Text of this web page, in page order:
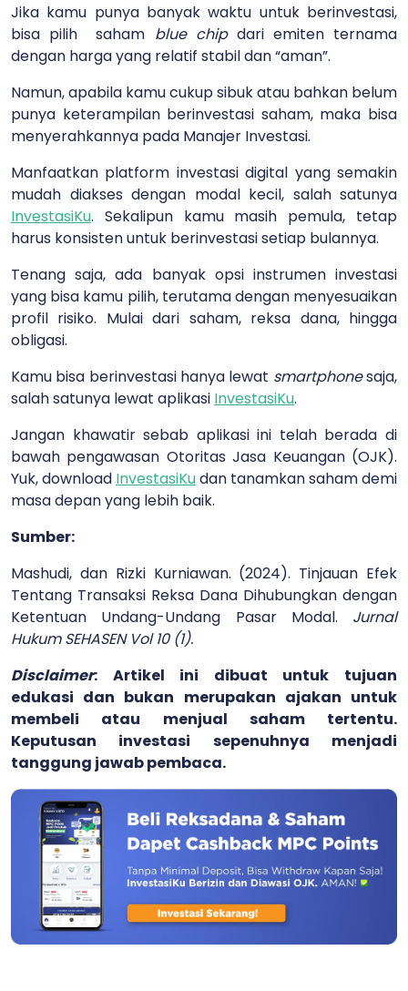
Jika kamu punya banyak waktu untuk berinvestasi,
bisa pilih saham blue chipdari emiten ternama
dengan harga yang relatif stabil dan “aman”.
Namun, apabila kamu cukup sibuk atau bahkan belum
punya keterampilan berinvestasi saham, maka bisa
menyerahkannya pada Manajer Investasi.
Manfaatkan platform investasi digital yang semakin
mudah diakses dengan modal kecil, salah satunya
InvestasiKu. Sekalipun kamu masih pemula, tetap
harus konsisten untuk berinvestasi setiap bulannya.
Tenang saja, ada banyak opsi instrumen investasi
yang bisa kamu pilih, terutama dengan menyesuaikan
profil risiko. Mulai dari saham, reksa dana, hingga
obligasi.
Kamu bisa berinvestasi hanya lewat smartphonesaja,
salah satunya lewat aplikasi InvestasiKu.
Jangan khawatir sebab aplikasi ini telah berada di
bawah pengawasan Otoritas Jasa Keuangan (OJK).
Yuk, download InvestasiKudan tanamkan saham demi
masa depan yang lebih baik.
Sumber:
Mashudi, dan Rizki Kurniawan. (2024). Tinjauan Efek
Tentang Transaksi Reksa Dana Dihubungkan dengan
Ketentuan Undang-Undang Pasar Modal. Jurnal
Hukum SEHASEN Vol 10 (1).
Disclaimer: Artikel ini dibuat untuk tujuan
edukasi dan bukan merupakan ajakan untuk
membeli atau menjual saham tertentu.
Keputusan investasi sepenuhnya menjadi
tanggung jawab pembaca.